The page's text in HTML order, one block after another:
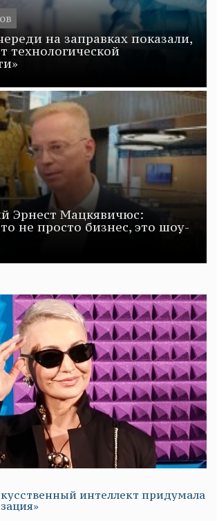
на заправках показали,
технологической
Эрнест Мацкявичюс:
не просто бизнес, это шоу-
интеллект придумала